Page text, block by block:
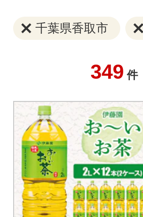
千葉県香取市
349 件